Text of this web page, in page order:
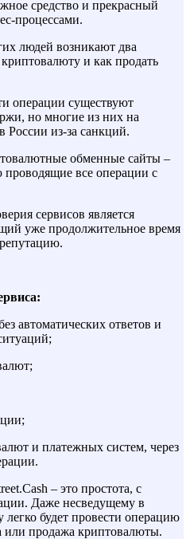
средство и прекрасный
процессами.
людей возникают два
и как продать
операции существуют
но многие из них на
России из-за санкций.
обменные сайты –
проводящие все операции с
сервисов является
уже продолжительное время
автоматических ответов и
и платежных систем, через
– это простота, с
Даже несведущему в
будет провести операцию
или продажа криптовалюты.